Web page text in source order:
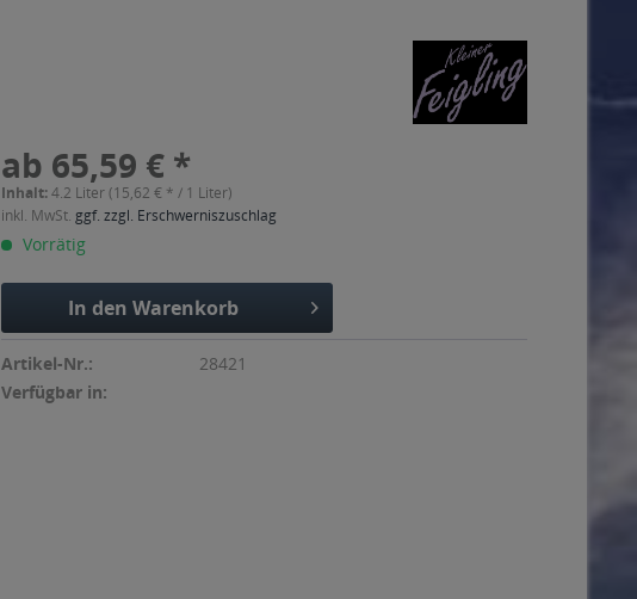
ab 65,59 € *
Inhalt:4.2 Liter (15,62 € * / 1 Liter)
inkl. MwSt. ggf. zzgl. Erschwerniszuschlag
Vorrätig
In den Warenkorb
Artikel-Nr.:
28421
Verfügbar in: